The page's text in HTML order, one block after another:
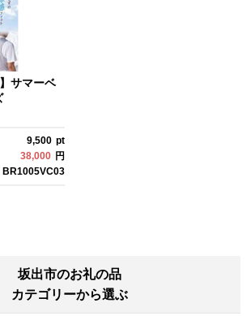
サマーベ
9,500 pt
38,000 円
BR1005VC03
坂出市のお礼の品
カテゴリーから選ぶ